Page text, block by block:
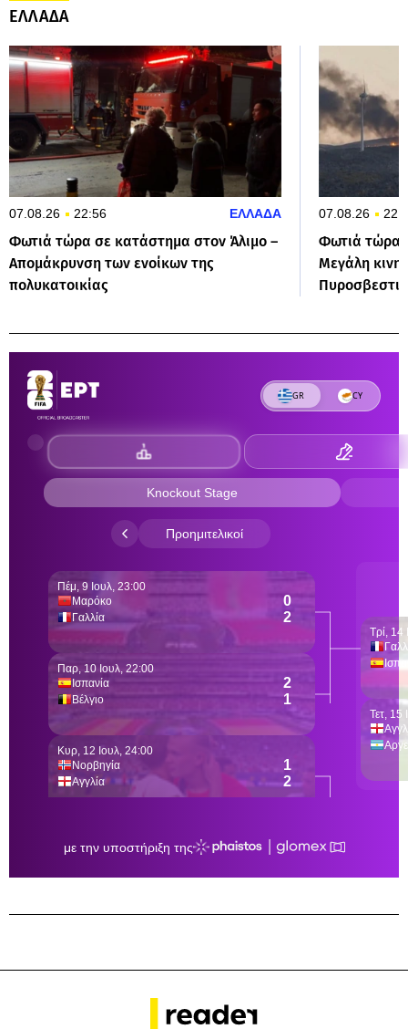
ΕΛΛΑΔΑ
07.08.26 22:56 ΕΛΛΑΔΑ
Φωτιά τώρα σε κατάστημα στον Άλιμο –
Απομάκρυνση των ενοίκων της
πολυκατοικίας
07.08.26
Φωτιά τώρα
Μεγάλη